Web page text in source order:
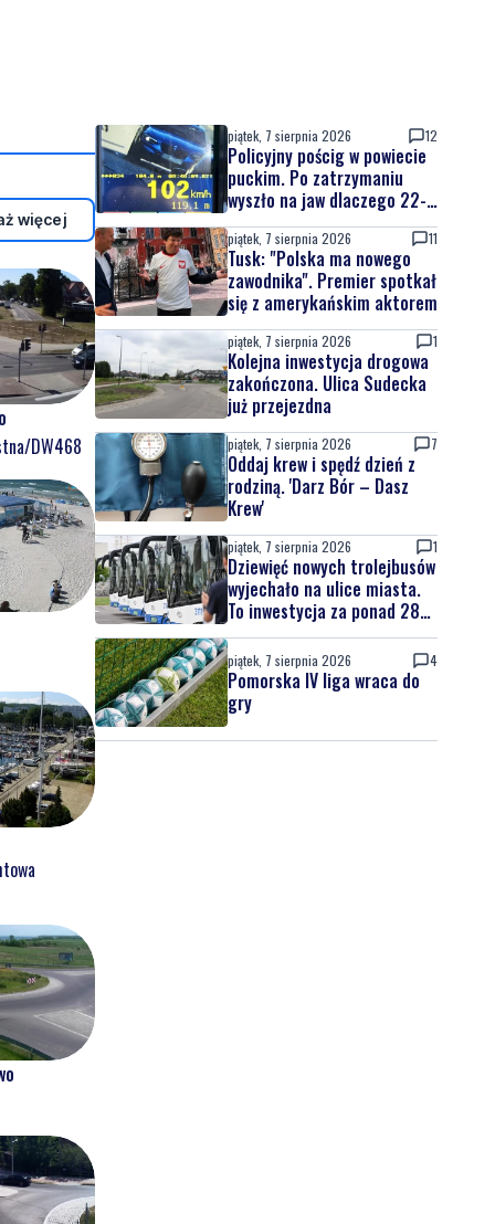
więcej
DW468
piątek, 7 sierpnia 2026 12
Policyjny pościg w powiecie
puckim. Po zatrzymaniu
wyszło na jaw dlaczego 22-
latek uciekał
piątek, 7 sierpnia 2026 11
Tusk: "Polska ma nowego
zawodnika". Premier spotkał
się z amerykańskim aktorem
piątek, 7 sierpnia 2026 1
Kolejna inwestycja drogowa
zakończona. Ulica Sudecka
już przejezdna
piątek, 7 sierpnia 2026 7
Oddaj krew i spędź dzień z
rodziną. 'Darz Bór – Dasz
Krew'
piątek, 7 sierpnia 2026 1
Dziewięć nowych trolejbusów
wyjechało na ulice miasta.
To inwestycja za ponad 28
mln zł
piątek, 7 sierpnia 2026 4
Pomorska IV liga wraca do
gry